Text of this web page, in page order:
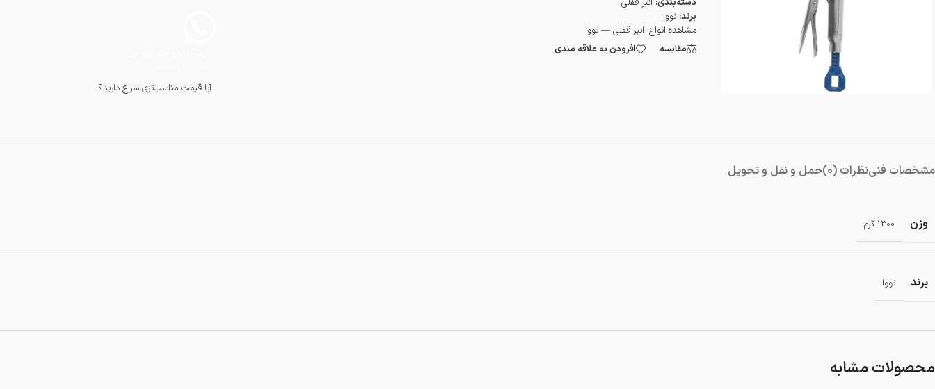
دستگاه های سوراخکاری
دسته‌بندی: انبر قفلی
برند: نووا
مشاهده انواع: انبر قفلی — نووا
مقایسه
افزودن به علاقه مندی
آیا قیمت مناسب‌تری سراغ دارید؟
مشخصات فنینظرات (0) حمل و نقل و تحویل
وزن 1300 گرم
برند نووا
محصولات مشابه